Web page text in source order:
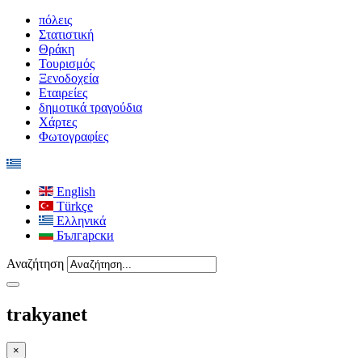
πόλεις
Στατιστική
Θράκη
Τουρισμός
Ξενοδοχεία
Εταιρείες
δημοτικά τραγούδια
Χάρτες
Φωτογραφίες
English
Türkçe
Ελληνικά
Български
Αναζήτηση
trakyanet
×